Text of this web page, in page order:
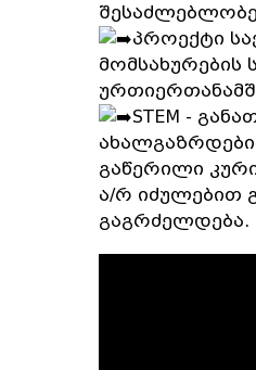
პროექტი
მომსახურების
STEM -
გაწერილი
ა/რ იძულებით
გაგრძელდება.